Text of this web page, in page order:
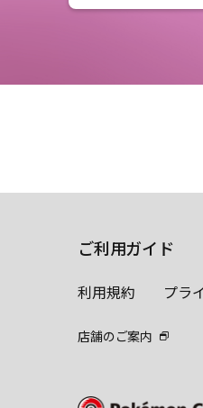
ご利用ガイド
利用規約 プラ
店舗のご案内